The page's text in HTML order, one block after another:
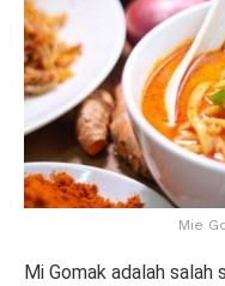
Mie
Mi Gomak adalah